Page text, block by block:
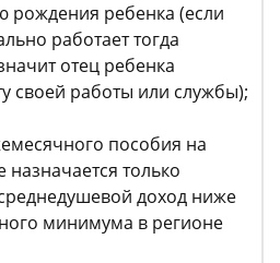
ребенка (если
работает тогда
отец ребенка
своей работы или службы);
пособия на
назначается только
доход ниже
минимума в регионе